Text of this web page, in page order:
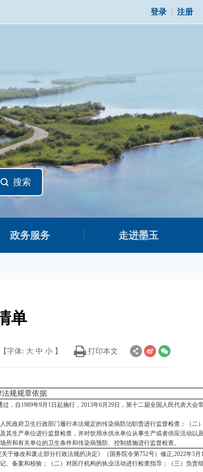
登录 | 注册
搜索
政务服务 走进墨玉
单
【字体: 大 中 小 】 打印本文
法规规章依据
，自1989年9月1日起施行，2013年6月29日，第十二届全国人民代表大
政府卫生行政部门履行本法规定的传染病防治职责进行监督检查；（二
生产单位进行监督检查，并对饮用水供水单位从事生产或者供应活动以
和有关单位的卫生条件和传染病预防、控制措施进行监督检查。
于修改和废止部分行政法规的决定》（国务院令第752号）修正,2022年5
备案和校验；（二）对医疗机构的执业活动进行检查指导；（三）负责